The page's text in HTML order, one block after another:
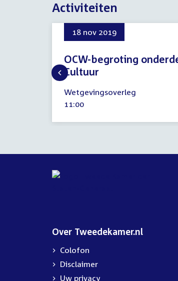
Activiteiten
18 nov 2019
OCW-begroting
Cultuur
november
2019
Wetgevingsoverleg
Tijd
11:00
Over Tweedekamer.nl
Colofon
Disclaimer
Uw privacy